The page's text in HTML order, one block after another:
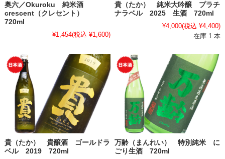
奥六／Okuroku 純米酒
crescent（クレセント）
720ml
¥1,454(税込 ¥1,600)
貴（たか） 純米大吟醸 プラチ
ナラベル 2025 生酒 720ml
¥4,000(税込 ¥4,400)
在庫 1 本
貴（たか） 貴醸酒 ゴールドラ
ベル 2019 720ml
万齢（まんれい） 特別純米 に
ごり生酒 720ml